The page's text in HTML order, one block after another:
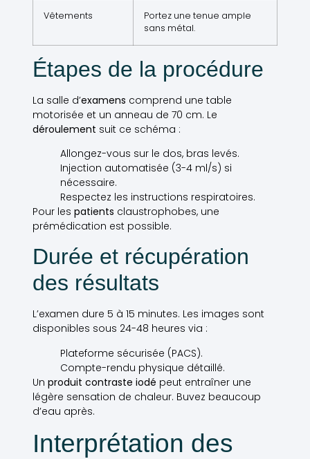
Vêtements
Portez une tenue ample
sans métal.
Étapes de la procédure
La salle d’examens comprend une table
motorisée et un anneau de 70 cm. Le
déroulement suit ce schéma :
Allongez-vous sur le dos, bras levés.
Injection automatisée (3-4 ml/s) si
nécessaire.
Respectez les instructions respiratoires.
Pour les patients claustrophobes, une
prémédication est possible.
Durée et récupération
des résultats
L’examen dure 5 à 15 minutes. Les images sont
disponibles sous 24-48 heures via :
Plateforme sécurisée (PACS).
Compte-rendu physique détaillé.
Un produit contraste iodé peut entraîner une
légère sensation de chaleur. Buvez beaucoup
d’eau après.
Interprétation des